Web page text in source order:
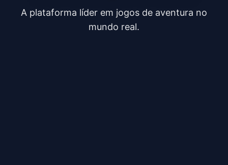
A plataforma líder em jogos de aventura no
mundo real.